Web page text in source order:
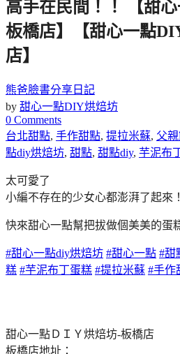
高手在民間！！ 【甜
板橋店】【甜心一點
店】
熊爸臉書分享日記
by 甜心一點DIY烘焙坊
0 Comments
台北甜點, 手作甜點, 提拉米蘇, 父
點diy烘焙坊, 甜點, 甜點diy, 芋泥布
太可愛了
小編不存在的少女心都澎湃了起來
快來甜心一點幫把拔做個美美的蛋
#甜心一點diy烘焙坊 #甜心一點 #甜
糕 #芋泥布丁蛋糕 #提拉米蘇 #手作
甜心一點ＤＩＹ烘焙坊-板橋店
板橋店地址：